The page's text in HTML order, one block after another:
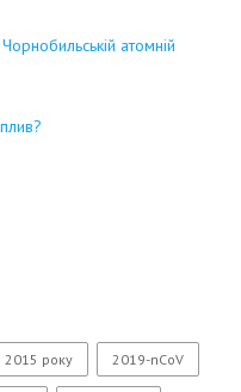
атомній
2015 року 2019-nCoV